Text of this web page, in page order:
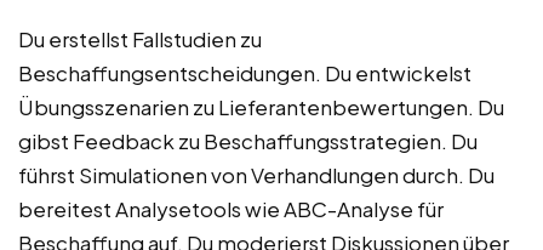
Du erstellst Fallstudien zu
Beschaffungsentscheidungen. Du entwickelst
Übungsszenarien zu Lieferantenbewertungen. Du
gibst Feedback zu Beschaffungsstrategien. Du
führst Simulationen von Verhandlungen durch. Du
bereitest Analysetools wie ABC-Analyse für
Beschaffung auf. Du moderierst Diskussionen über